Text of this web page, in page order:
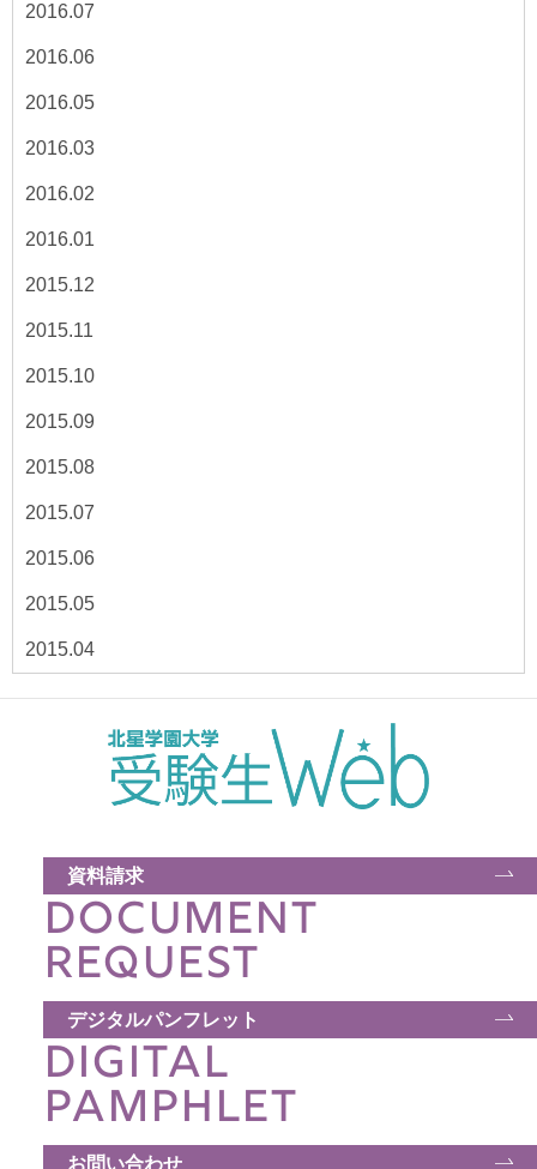
2016.07
2016.06
2016.05
2016.03
2016.02
2016.01
2015.12
2015.11
2015.10
2015.09
2015.08
2015.07
2015.06
2015.05
2015.04
資料請求
DOCUMENT
REQUEST
デジタルパンフレット
DIGITAL
PAMPHLET
お問い合わせ